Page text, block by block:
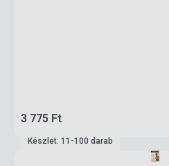
3 775 Ft
Készlet: 11-100 darab